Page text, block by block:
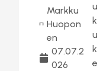
Markku
Huopon
en
07.07.2
026
u
k
u
k
e